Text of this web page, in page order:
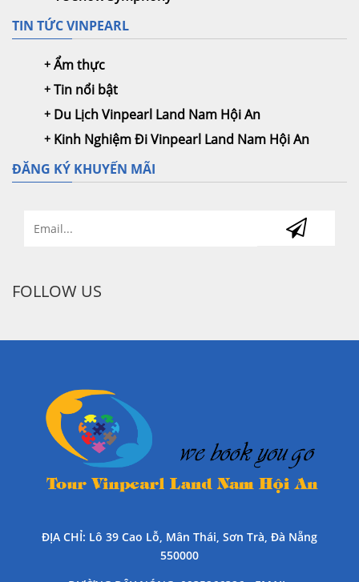
TIN TỨC VINPEARL
Ẩm thực
Tin nổi bật
Du Lịch Vinpearl Land Nam Hội An
Kinh Nghiệm Đi Vinpearl Land Nam Hội An
ĐĂNG KÝ KHUYẾN MÃI
FOLLOW US
ĐỊA CHỈ: Lô 39 Cao Lỗ, Mân Thái, Sơn Trà, Đà Nẵng
550000